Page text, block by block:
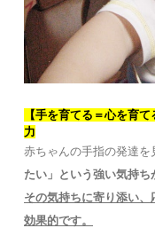
【手を育てる＝心を育
力
赤ちゃんの手指の発達を
たい」という強い気持ち
その気持ちに寄り添い
効果的です。